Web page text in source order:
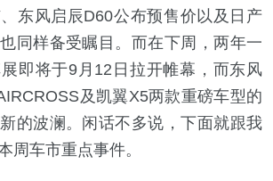
东风启辰D60公布预售价以及日产
同样备受瞩目。而在下周，两年一
即将于9月12日拉开帷幕，而东风
及凯翼X5两款重磅车型的
的波澜。闲话不多说，下面就跟我
周车市重点事件。